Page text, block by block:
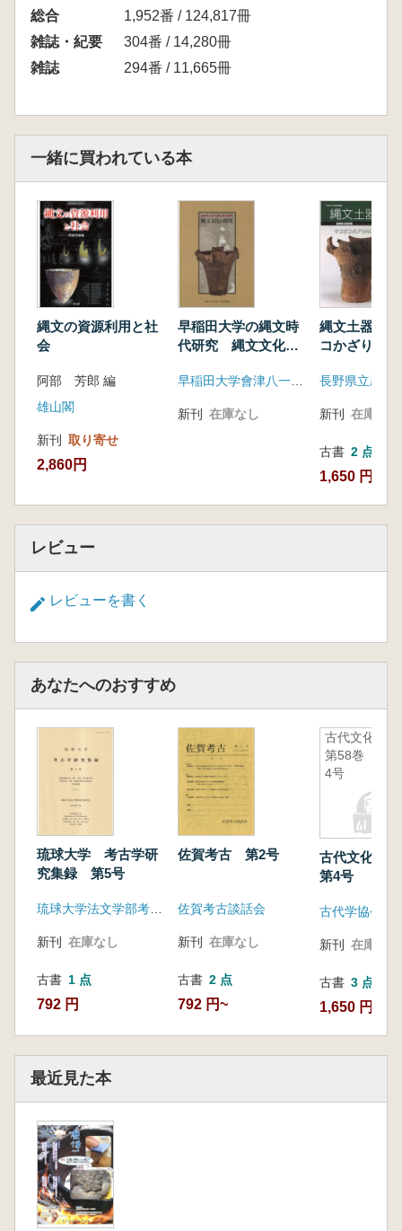
坂本稔 <歴博けんきゅう便 第51回>第八八
回歴博フォーラム「築何年? 炭素で調べる民
家の年代研究最前線」
探る
の日朝関係―新羅・百済・大加耶と倭の交渉史
―」
澤田和人 <特集展示>「新収資料の公開―江戸
の小袖―」
総合
1,952番 / 124,817冊
雑誌・紀要
304番 / 14,280冊
雑誌
294番 / 11,665冊
一緒に買われている本
縄文の資源利用と社
会
阿部 芳郎 編
雄山閣
新刊 取り寄せ
2,860円
早稲田大学の縄文時
代研究 縄文文化の
早稲田大学會津八一記念博物館
新刊 在庫なし
縄文土器展
コかざりの
長野県立歴史
新刊 在庫なし
古書 2 点
1,650 円~
レビュー
レビューを書く
あなたへのおすすめ
琉球大学 考古学研
究集録 第5号
新刊 在庫なし
古書 1 点
792 円
佐賀考古 第2号
佐賀考古談話会
新刊 在庫なし
古書 2 点
792 円~
古代文化
第58巻 第
4号
古代文化
第4号
古代学協会
新刊 在庫なし
古書 3 点
1,650 円~
最近見た本